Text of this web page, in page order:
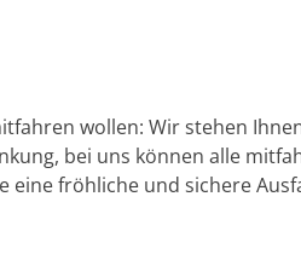
wollen: Wir stehen
bei uns können alle
eine fröhliche und sichere